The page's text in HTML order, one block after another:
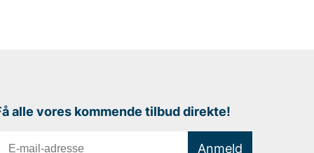
alle vores kommende tilbud direkte!
Anmeld